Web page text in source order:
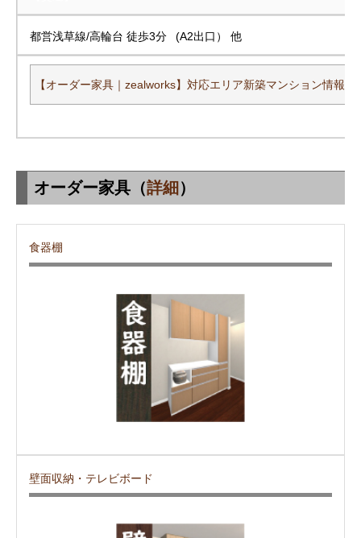
都営浅草線/高輪台 徒歩3分 (A2出口） 他
【オーダー家具｜zealworks】対応エリア新築マンション情報一
オーダー家具（詳細 ）
食器棚
壁面収納・テレビボード